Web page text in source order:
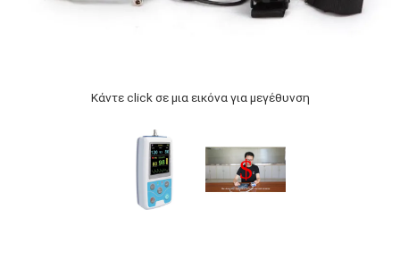
Κάντε click σε μια εικόνα για μεγέθυνση